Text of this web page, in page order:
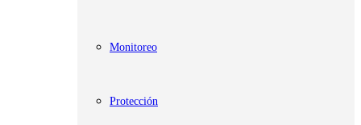
Monitoreo
Protección